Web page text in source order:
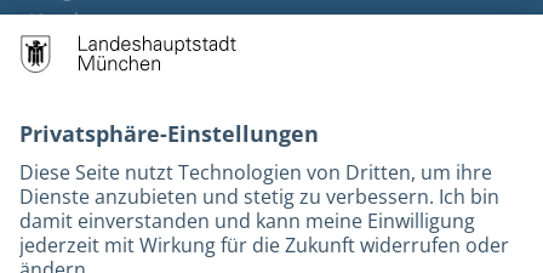
Hotels
Barrierefreiheit
Leichte Sprache
Gebärdensprache
Datenschutz